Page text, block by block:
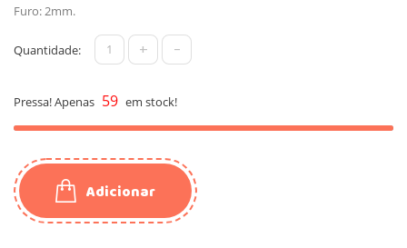
Furo: 2mm.
Quantidade: + -
Pressa! Apenas 59 em stock!
Adicionar